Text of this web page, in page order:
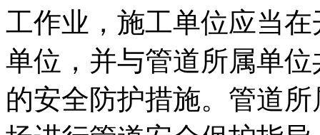
工作业，施工单位应当
单位，并与管道所属单
的安全防护措施。管道